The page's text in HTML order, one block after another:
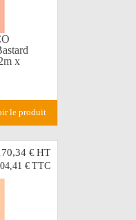
x
le produit
€HT
€TTC